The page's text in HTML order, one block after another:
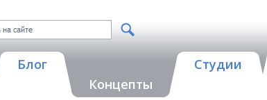
Блог
Концепты
Студии